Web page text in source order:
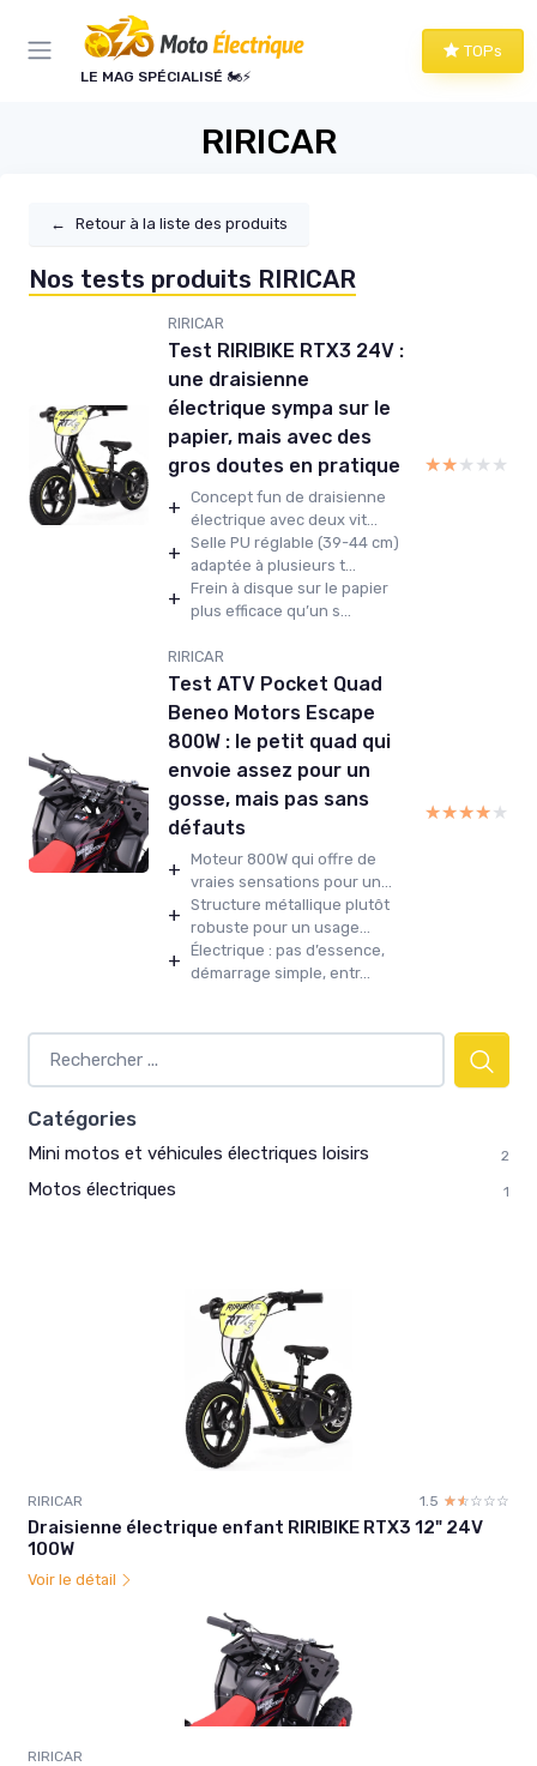
LE MAG SPÉCIALISÉ 🏍️⚡
TOPs
RIRICAR
← Retour à la liste des produits
Nos tests produits RIRICAR
RIRICAR
Test RIRIBIKE RTX3 24V :
une draisienne
électrique sympa sur le
papier, mais avec des
gros doutes en pratique
+ Concept fun de draisienne
électrique avec deux vit...
+ Selle PU réglable (39-44 cm)
adaptée à plusieurs t...
+ Frein à disque sur le papier
plus efficace qu’un s...
★★★★★
★★★★★
RIRICAR
Test ATV Pocket Quad
Beneo Motors Escape
800W : le petit quad qui
envoie assez pour un
gosse, mais pas sans
défauts
+ Moteur 800W qui offre de
vraies sensations pour un...
+ Structure métallique plutôt
robuste pour un usage...
+ Électrique : pas d’essence,
démarrage simple, entr...
★★★★★
★★★★★
Catégories
Mini motos et véhicules électriques loisirs 2
Motos électriques 1
RIRICAR 1.5 ☆☆☆☆☆
★★★★★
Draisienne électrique enfant RIRIBIKE RTX3 12" 24V
100W
Voir le détail
RIRICAR
Panneau de gestion des cookies